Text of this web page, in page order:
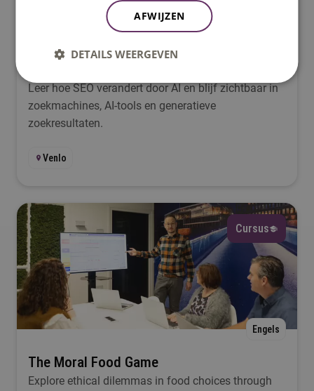
SEO in 2026: zichtbaar blijven in het AI-
Leer hoe SEO verandert door AI en blijf zichtbaar in
zoekmachines, AI-tools en generatieve
zoekresultaten.
Venlo
Cursus
Engels
The Moral Food Game
Explore ethical dilemmas in food choices through
AFWIJZEN
DETAILS WEERGEVEN